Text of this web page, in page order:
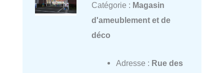
Catégorie : Magasin
d'ameublement et de
déco
Adresse : Rue des